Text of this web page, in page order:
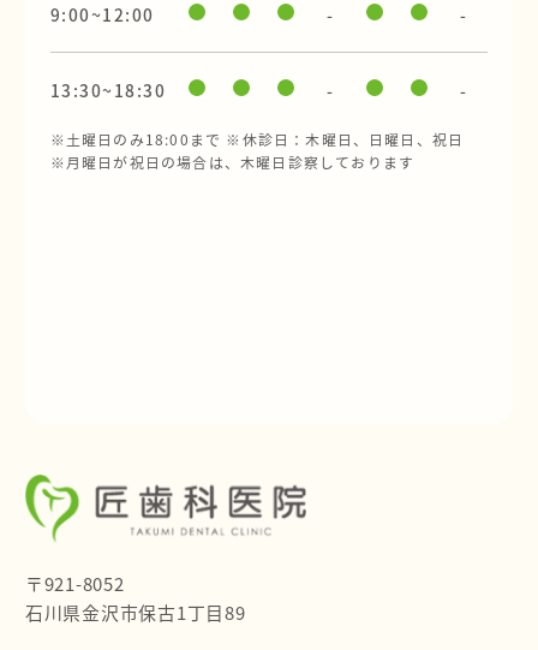
9:00~12:00 - -
13:30~18:30 - -
※土曜日のみ18:00まで ※休診日：木曜日、日曜日、祝日
※月曜日が祝日の場合は、木曜日診察しております
〒921-8052
石川県金沢市保古1丁目89